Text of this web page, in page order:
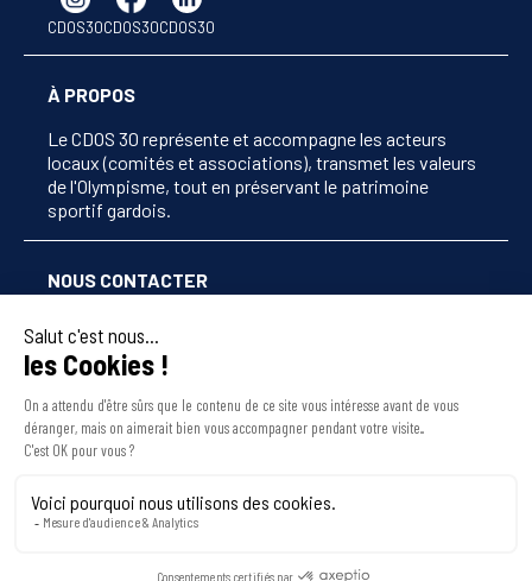
CDOS30CDOS30CDOS30
À PROPOS
Le CDOS 30 représente et accompagne les acteurs
locaux (comités et associations), transmet les valeurs
de l'Olympisme, tout en préservant le patrimoine
sportif gardois.
NOUS CONTACTER
secretariat@cdos30.fr
30000 Nîmes